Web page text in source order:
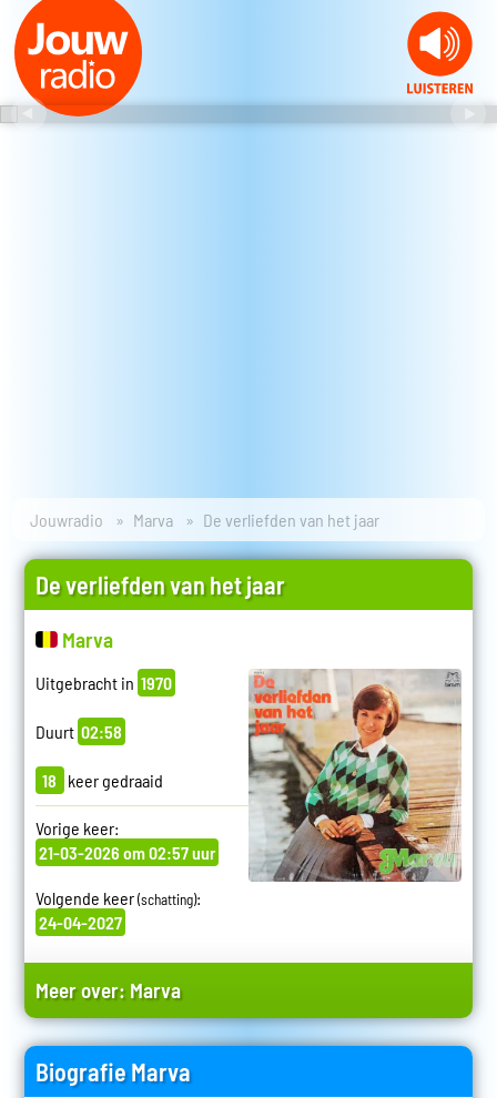
Jouwradio Marva De verliefden van het jaar
De verliefden van het jaar
Marva
Uitgebracht in 1970
Duurt 02:58
18 keer gedraaid
Vorige keer:
21-03-2026 om 02:57 uur
Volgende keer(schatting):
24-04-2027
Meer over: Marva
Biografie Marva